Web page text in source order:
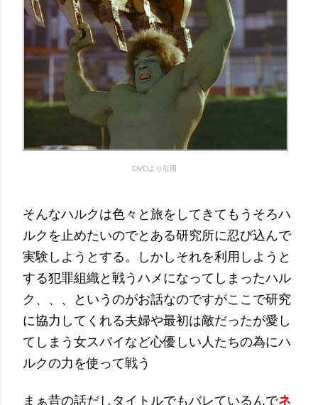
DVDより引用
そんなハルクは色々と旅をしてきてもうそろハ
ルクを止めたいのでとある研究所に忍び込んで
実験しようとする。しかしそれを利用しようと
する犯罪組織と戦うハメになってしまったハル
ク、、、というのがお話なのですがここで研究
に協力してくれる夫婦や最初は敵だったが愛し
てしまう女スパイなど心優しい人たちの為にハ
ルクの力を使って戦う
まぁ昔の話だしタイトルでもバレているんでネ